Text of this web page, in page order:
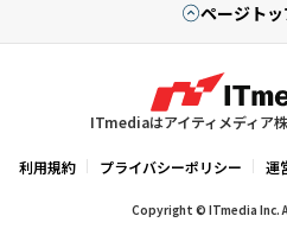
ページト
ITmediaはアイティメディア
利用規約 プライバシーポリシー 運
Copyright © ITmedia Inc.